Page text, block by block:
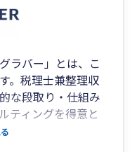
ラバー」とは、こ
。税理士兼整理収
な段取り・仕組み
ティングを得意と